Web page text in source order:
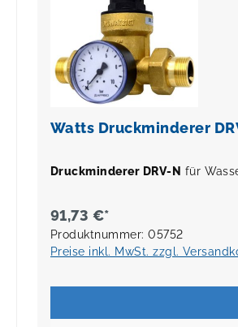
Watts Druckminderer
Druckminderer DRV-N für
91,73 €*
Produktnummer: 05752
Preise inkl. MwSt. zzgl.